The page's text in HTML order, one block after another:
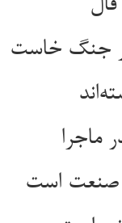
ماجرا